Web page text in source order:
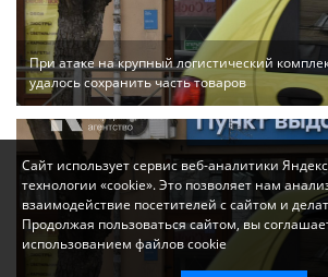
При атаке на крупный логистический
удалось сохранить часть товаров
Сайт использует сервис веб-аналитики
технологии «cookie». Это позволяет нам
взаимодействие посетителей с сайтом и
Продолжая пользоваться сайтом, вы
использованием файлов cookie